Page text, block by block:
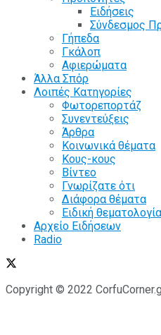
Ειδήσεις
Σύνδεσμος
Γήπεδα
Γκάλοπ
Αφιερώματα
Άλλα Σπόρ
Λοιπές Κατηγορίες
Φωτορεπορτάζ
Συνεντεύξεις
Άρθρα
Κοινωνικά θέματα
Κους-κους
Βίντεο
Γνωρίζατε ότι
Διάφορα θέματα
Ειδική θεματολογία
Αρχείο Ειδήσεων
Radio
Copyright © 2022